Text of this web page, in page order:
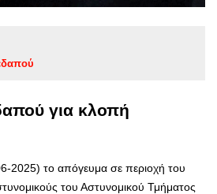
για κλοπή
2025) το απόγευμα σε περιοχή του
του Αστυνομικού Τμήματος